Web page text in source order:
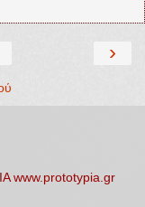
›
www.prototypia.gr